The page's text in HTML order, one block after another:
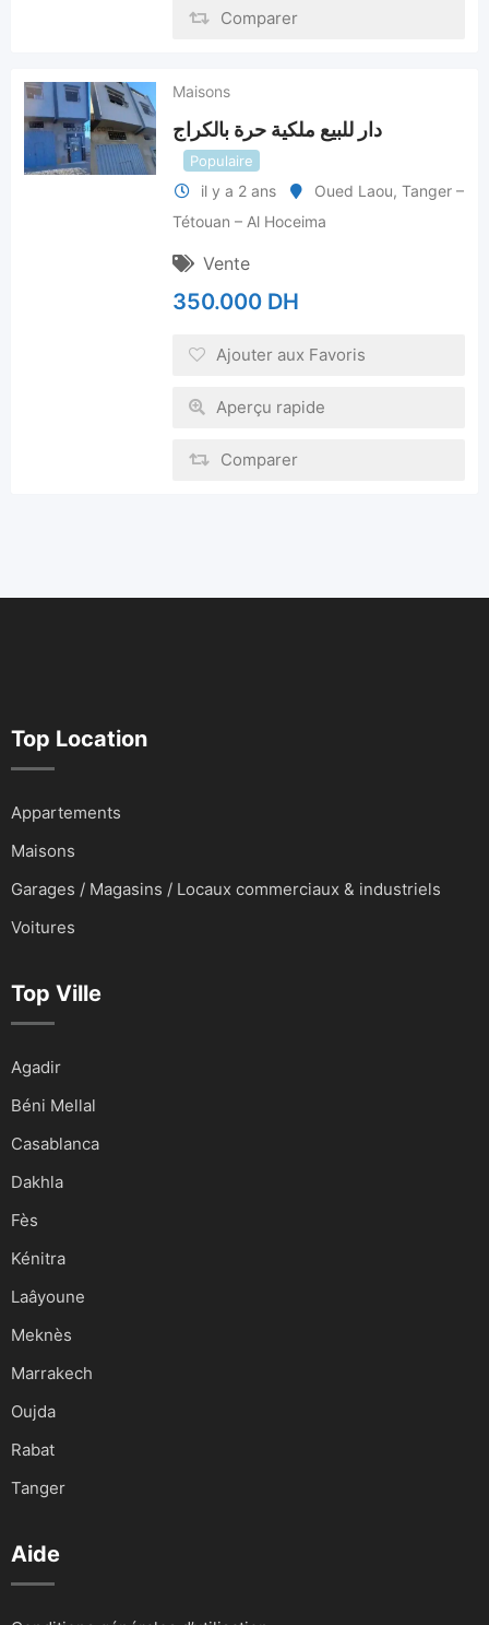
Comparer
Maisons
دار للبيع ملكية حرة بالكراج
Populaire
il y a 2 ans Oued Laou, Tanger –
Tétouan – Al Hoceima
Vente
350.000 DH
Ajouter aux Favoris
Aperçu rapide
Comparer
Top Location
Appartements
Maisons
Garages / Magasins / Locaux commerciaux & industriels
Voitures
Top Ville
Agadir
Béni Mellal
Casablanca
Dakhla
Fès
Kénitra
Laâyoune
Meknès
Marrakech
Oujda
Rabat
Tanger
Aide